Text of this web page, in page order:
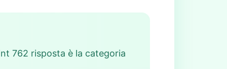
762 risposta è la categoria